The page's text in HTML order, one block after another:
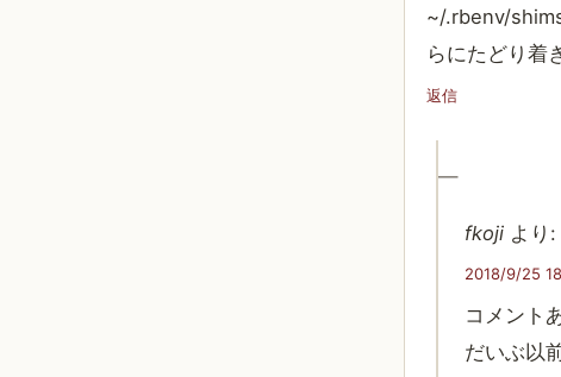
~/.rbenv/
らにたどり着
返信
fkoji より:
2018/9/25
コメント
だいぶ以